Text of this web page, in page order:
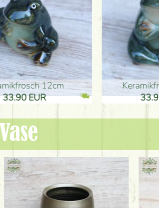
Keramikfrosch 12cm
33.90 EUR
Vase